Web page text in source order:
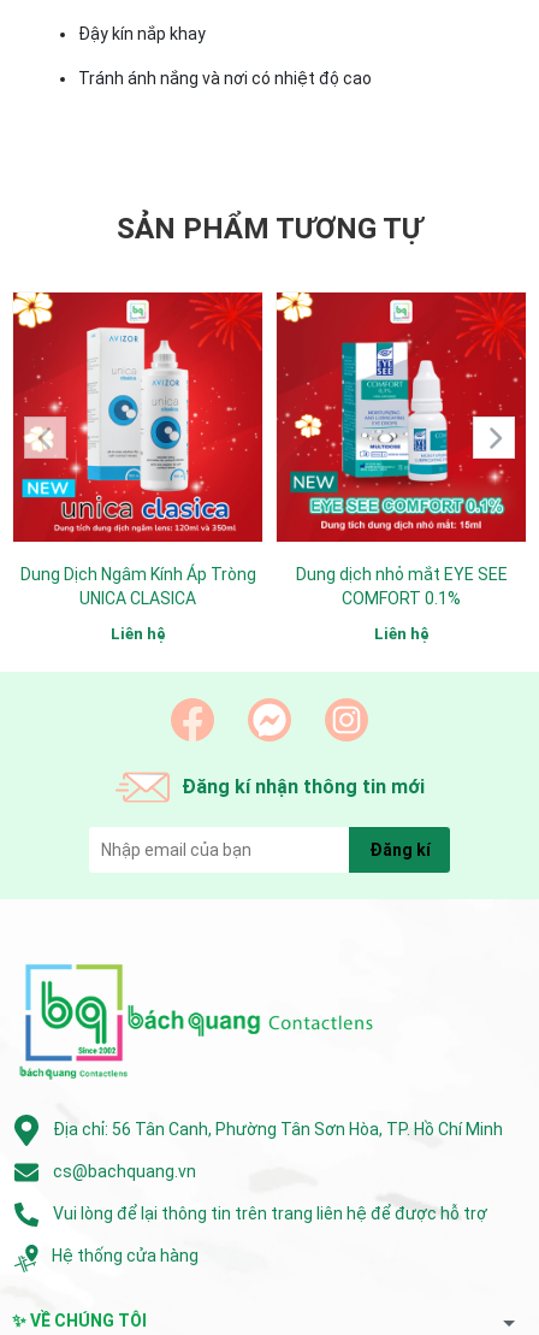
Đậy kín nắp khay
Tránh ánh nắng và nơi có nhiệt độ cao
SẢN PHẨM TƯƠNG TỰ
Dung Dịch Ngâm Kính Áp Tròng
UNICA CLASICA
Liên hệ
Dung dịch nhỏ mắt EYE SEE
COMFORT 0.1%
Liên hệ
Đăng kí nhận thông tin mới
Đăng kí
Địa chỉ: 56 Tân Canh, Phường Tân Sơn Hòa, TP. Hồ Chí Minh
cs@bachquang.vn
Vui lòng để lại thông tin trên trang liên hệ để được hỗ trợ
Hệ thống cửa hàng
✨ VỀ CHÚNG TÔI